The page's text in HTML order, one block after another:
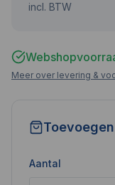
incl. BTW
Meer over levering &
Aantal